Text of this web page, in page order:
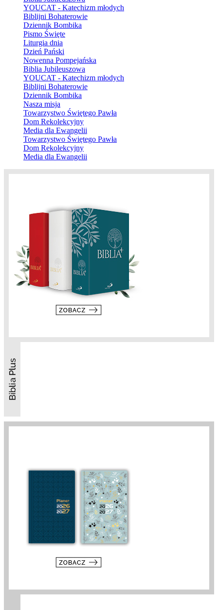
YOUCAT - Katechizm młodych
Biblijni Bohaterowie
Dziennik Bombika
Pismo Święte
Liturgia dnia
Dzień Pański
Nowenna Pompejańska
Biblia Jubileuszowa
YOUCAT - Katechizm młodych
Biblijni Bohaterowie
Dziennik Bombika
Nasza misja
Towarzystwo Świętego Pawła
Dom Rekolekcyjny
Media dla Ewangelii
Towarzystwo Świętego Pawła
Dom Rekolekcyjny
Media dla Ewangelii